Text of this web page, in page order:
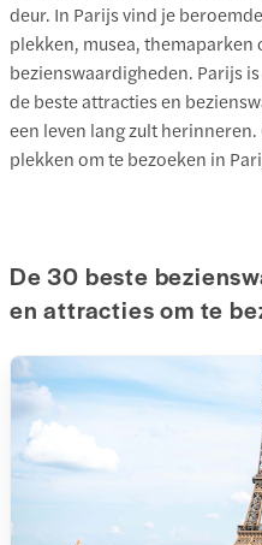
deur. In Parijs vind je
plekken, musea, themaparken
bezienswaardigheden. Parijs
de beste attracties en
een leven lang zult
plekken om te bezoeken in
De 30 beste
en attracties om te